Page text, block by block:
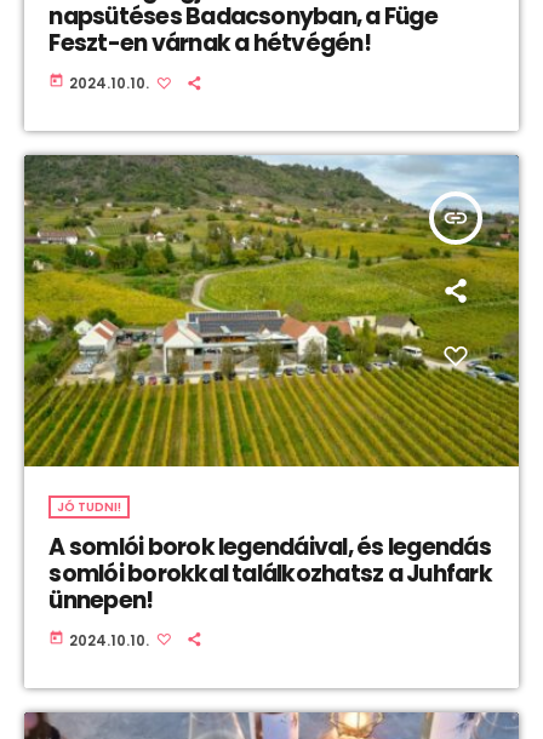
napsütéses Badacsonyban, a Füge
Feszt-en várnak a hétvégén!
today 2024.10.10.
insert_link
JÓ TUDNI!
A somlói borok legendáival, és legendás
somlói borokkal találkozhatsz a Juhfark
ünnepen!
today 2024.10.10.